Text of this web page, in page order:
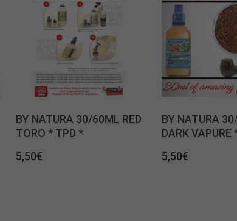
BY NATURA 30/60ML RED
TORO * TPD *
5,50€
BY NATURA
DARK VAPURE
5,50€